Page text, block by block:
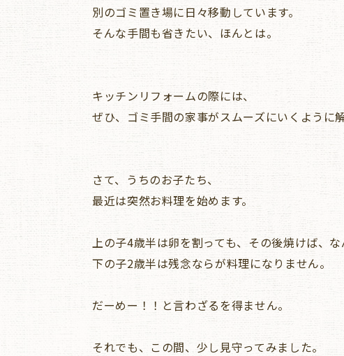
別のゴミ置き場に日々移動しています。
そんな手間も省きたい、ほんとは。
キッチンリフォームの際には、
ぜひ、ゴミ手間の家事がスムーズにいくように
さて、うちのお子たち、
最近は突然お料理を始めます。
上の子4歳半は卵を割っても、その後焼けば、
下の子2歳半は残念ならが料理になりません。
だーめー！！と言わざるを得ません。
それでも、この間、少し見守ってみました。